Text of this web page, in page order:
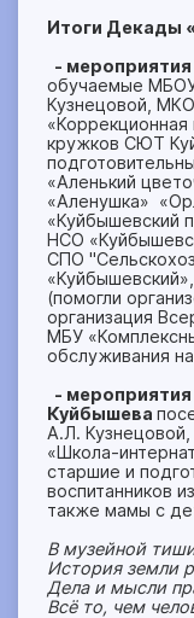
Итоги Декады
-
обучаемые
Кузнецовой,
кружков СЮТ
«Аленький
«Аленушка»
«Куйбышевский
НСО
СПО
(помогли
организация
МБУ
обслуживания
- мероприятия
Куйбышева
А.Л.
«Школа-
старшие и
воспитанников
также мамы с
В музейной
История земли
Дела и мысли
Всё то, чем